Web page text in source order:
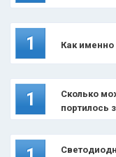
1 Как именно
1
Сколько
портилось